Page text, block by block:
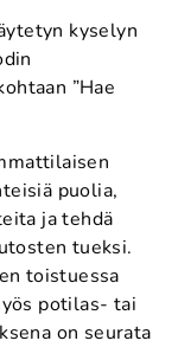
kyselyn
”Hae
puolia,
ja tehdä
tueksi.
toistuessa
potilas- tai
on seurata